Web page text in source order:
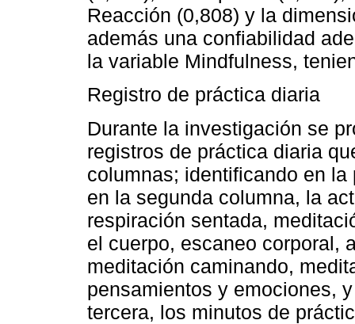
Reacción (0,808) y la
además una confiabilidad
la variable Mindfulness,
Registro de práctica diaria
Durante la investigación se
registros de práctica diaria
columnas; identificando en
en la segunda columna, la
respiración sentada,
el cuerpo, escaneo corporal,
meditación caminando,
pensamientos y emociones,
tercera, los minutos de